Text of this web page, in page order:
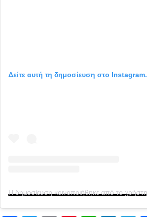
Δείτε αυτή τη δημοσίευση στο Instagram.